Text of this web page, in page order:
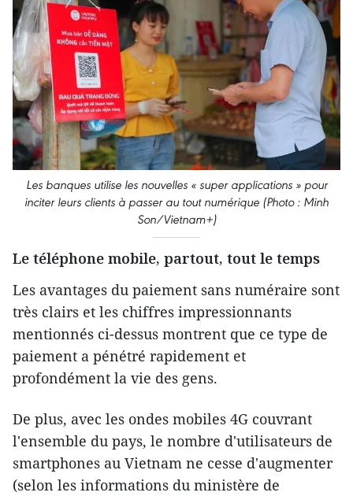
Les banques utilise les nouvelles « super applications » pour
inciter leurs clients à passer au tout numérique (Photo : Minh
Son/Vietnam+)
Le téléphone mobile, partout, tout le temps
Les avantages du paiement sans numéraire sont
très clairs et les chiffres impressionnants
mentionnés ci-dessus montrent que ce type de
paiement a pénétré rapidement et
profondément la vie des gens.
De plus, avec les ondes mobiles 4G couvrant
l'ensemble du pays, le nombre d'utilisateurs de
smartphones au Vietnam ne cesse d'augmenter
(selon les informations du ministère de